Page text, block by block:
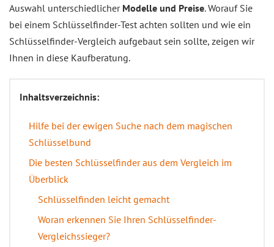
Auswahl unterschiedlicher Modelle und Preise. Worauf Sie
bei einem Schlüsselfinder-Test achten sollten und wie ein
Schlüsselfinder-Vergleich aufgebaut sein sollte, zeigen wir
Ihnen in diese Kaufberatung.
Inhaltsverzeichnis:
Hilfe bei der ewigen Suche nach dem magischen
Schlüsselbund
Die besten Schlüsselfinder aus dem Vergleich im
Überblick
Schlüsselfinden leicht gemacht
Woran erkennen Sie Ihren Schlüsselfinder-
Vergleichssieger?